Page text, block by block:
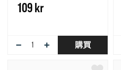
109 kr
− + 購買